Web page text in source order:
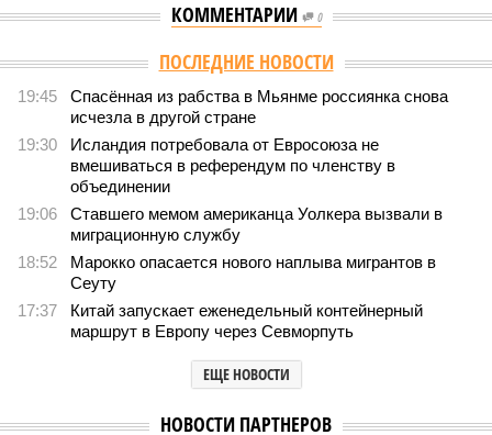
КОММЕНТАРИИ 0
Версия //Конфликт // В нескольких станциях от уже сданного
«Сказочного леса» пайщики ЖК «Станция Л» продолжают ждать от
компании Capital Group начала реальной достройки
В нескольких станциях от уже сданного «Сказочного
леса» пайщики ЖК «Станция Л» продолжают ждать от
компании Capital Group начала реальной достройки
«Станция ожидания» для дольщиков
В нескольких станциях от уже сданного «Сказочного леса» пайщики ЖК
«Станция Л» продолжают ждать от компании Capital Group начала
реальной достройки (изображение сгенерировано ИИ)